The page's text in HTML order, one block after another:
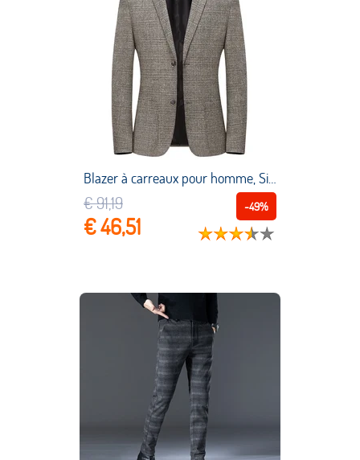
Blazer à carreaux pour homme, Simple, confortable, à la mode, pour le travail, printemps automne, 2021
-49%
€ 91,19
€ 46,51